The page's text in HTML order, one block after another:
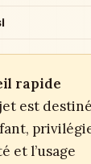
rapide
est
et l’usage